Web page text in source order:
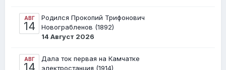
АВГ
14
Родился Прокопий Трифонович
Новограбленов (1892)
14 Август 2026
АВГ
14
Дала ток первая на Камчатке
электростанция (1914)